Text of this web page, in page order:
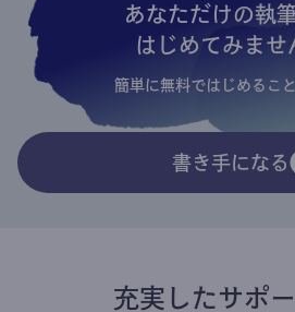
あなただけの執
はじめてみませ
簡単に無料ではじめるこ
書き手になる
充実したサポ